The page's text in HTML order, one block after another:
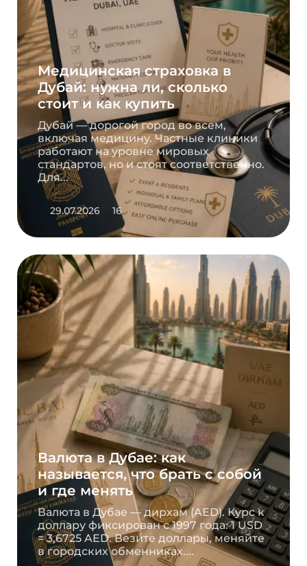
Медицинская страховка в
Дубай: нужна ли, сколько
стоит и как купить
Дубай — дорогой город во всем,
включая медицину. Частные клиники
работают на уровне мировых
стандартов, но и стоят соответственно.
Для...
29.07.2026 16
Валюта в Дубае: как
называется, что брать с собой
и где менять
Валюта в Дубае — дирхам (AED). Курс к
доллару фиксирован с 1997 года: 1 USD
= 3,6725 AED. Везите доллары, меняйте
в городских обменниках....